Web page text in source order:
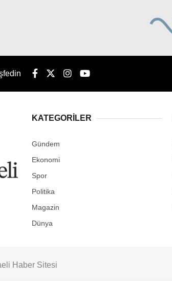
KATEGORİLER
Gündem
Ekonomi
Spor
Politika
Magazin
Dünya
Haber Sitesi